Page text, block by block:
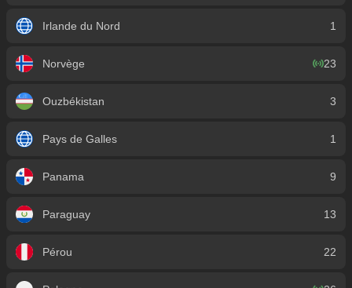
Irlande du Nord 1
Norvège 23
Ouzbékistan 3
Pays de Galles 1
Panama 9
Paraguay 13
Pérou 22